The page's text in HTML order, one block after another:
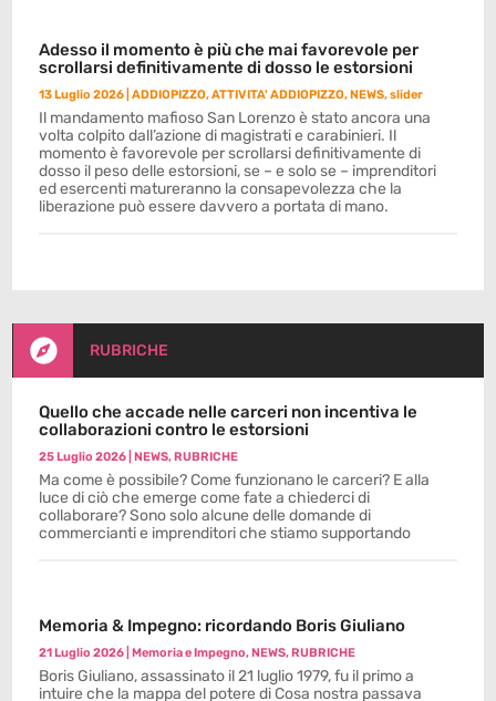
Adesso il momento è più che mai favorevole per
scrollarsi definitivamente di dosso le estorsioni
13 Luglio 2026 |ADDIOPIZZO,ATTIVITA' ADDIOPIZZO,NEWS,slider
Il mandamento mafioso San Lorenzo è stato ancora una
volta colpito dall’azione di magistrati e carabinieri. Il
momento è favorevole per scrollarsi definitivamente di
dosso il peso delle estorsioni, se – e solo se – imprenditori
ed esercenti matureranno la consapevolezza che la
liberazione può essere davvero a portata di mano.
 RUBRICHE
Quello che accade nelle carceri non incentiva le
collaborazioni contro le estorsioni
25 Luglio 2026 |NEWS,RUBRICHE
Ma come è possibile? Come funzionano le carceri? E alla
luce di ciò che emerge come fate a chiederci di
collaborare? Sono solo alcune delle domande di
commercianti e imprenditori che stiamo supportando
Memoria & Impegno: ricordando Boris Giuliano
21 Luglio 2026 |Memoria e Impegno,NEWS,RUBRICHE
Boris Giuliano, assassinato il 21 luglio 1979, fu il primo a
intuire che la mappa del potere di Cosa nostra passava